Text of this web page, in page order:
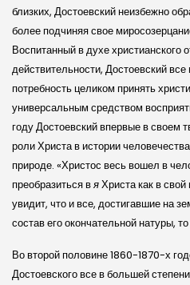
близких, Достоевский неизбежно
более подчиняя свое
Воспитанный в духе христианского
действительности, Достоевский
потребность целиком принять
универсальным средством
году Достоевский впервые в своем
роли Христа в истории
природе. «Христос весь вошел в
преобразиться вяХриста как в
увидит, что и все, достигавшие на
состав его окончательной натуры,
Во второй половине 1860-1870-х
Достоевского все в большей